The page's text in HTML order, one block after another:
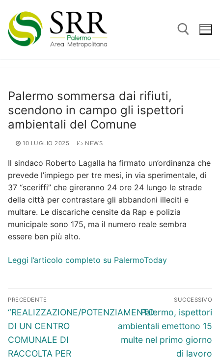
contenuto
Palermo sommersa dai rifiuti,
scendono in campo gli ispettori
ambientali del Comune
10 LUGLIO 2025 NEWS
Il sindaco Roberto Lagalla ha firmato un’ordinanza che
prevede l’impiego per tre mesi, in via sperimentale, di
37 “sceriffi” che gireranno 24 ore 24 lungo le strade
della città per contrastare gli abbandoni illeciti e
multare. Le discariche censite da Rap e polizia
municipale sono 175, ma il numero reale sembra
essere ben più alto.
Leggi l’articolo completo su PalermoToday
Navigazione
articoli
PRECEDENTE
Articolo
precedente:
“REALIZZAZIONE/POTENZIAMENTO
DI UN CENTRO
COMUNALE DI
RACCOLTA PER
SUCCESSIVO
Articolo
successivo:
Palermo, ispettori
ambientali emettono 15
multe nel primo giorno
di lavoro